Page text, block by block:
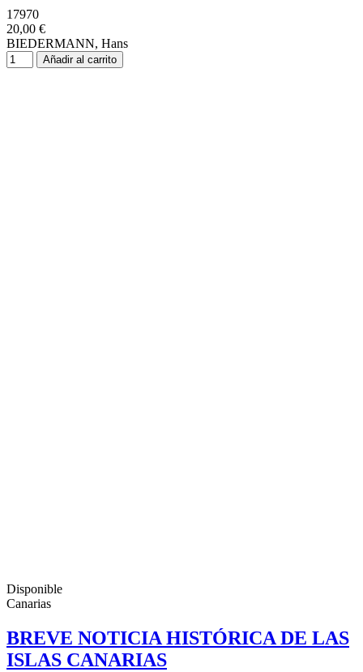
17970
20,00 €
BIEDERMANN, Hans
Añadir al carrito
Disponible
Canarias
BREVE NOTICIA HISTÓRICA DE LAS
ISLAS CANARIAS